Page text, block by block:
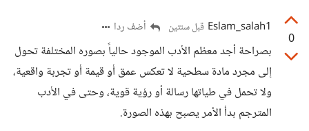
0
Eslam_salah1 قبل سنتين أضف ردا
بصراحة أجد معظم الأدب الموجود حالياً بصوره المختلفة تحول
إلى مجرد مادة سطحية لا تعكس عمق أو قيمة أو تجربة واقعية،
ولا تحمل في طياتها رسالة أو رؤية قوية، وحتى في الأدب
المترجم بدأ الأمر يصبح بهذه الصورة.